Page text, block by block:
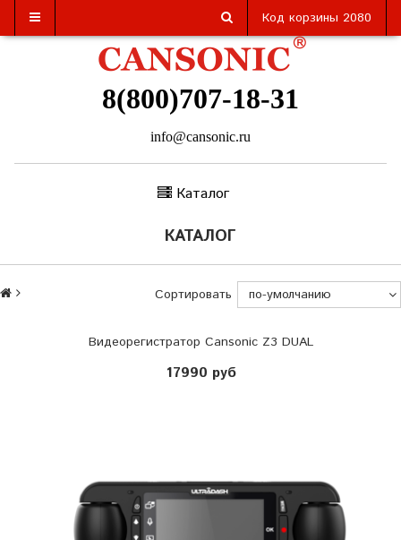
Код корзины 2080
8(800)707-18-31
info@cansonic.ru
Каталог
КАТАЛОГ
Сортировать
Видеорегистратор Cansonic Z3 DUAL
17990 руб